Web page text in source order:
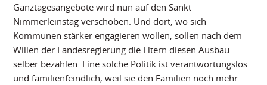
Ganztagesangebote wird nun auf den Sankt
Nimmerleinstag verschoben. Und dort, wo sich
Kommunen stärker engagieren wollen, sollen nach dem
Willen der Landesregierung die Eltern diesen Ausbau
selber bezahlen. Eine solche Politik ist verantwortungslos
und familienfeindlich, weil sie den Familien noch mehr